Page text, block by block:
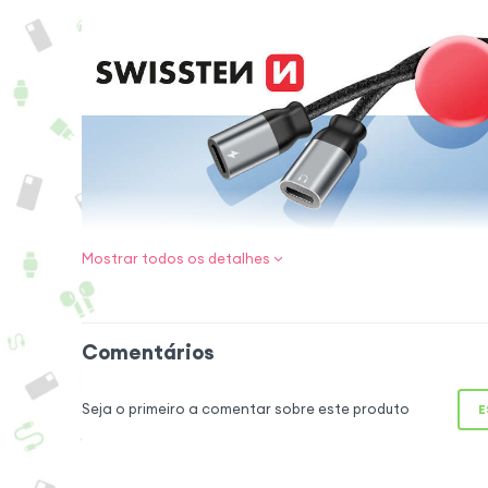
ideal para
recarregar seu
Mostrar todos os detalhes
Comentários
Seja o primeiro a comentar sobre este produto